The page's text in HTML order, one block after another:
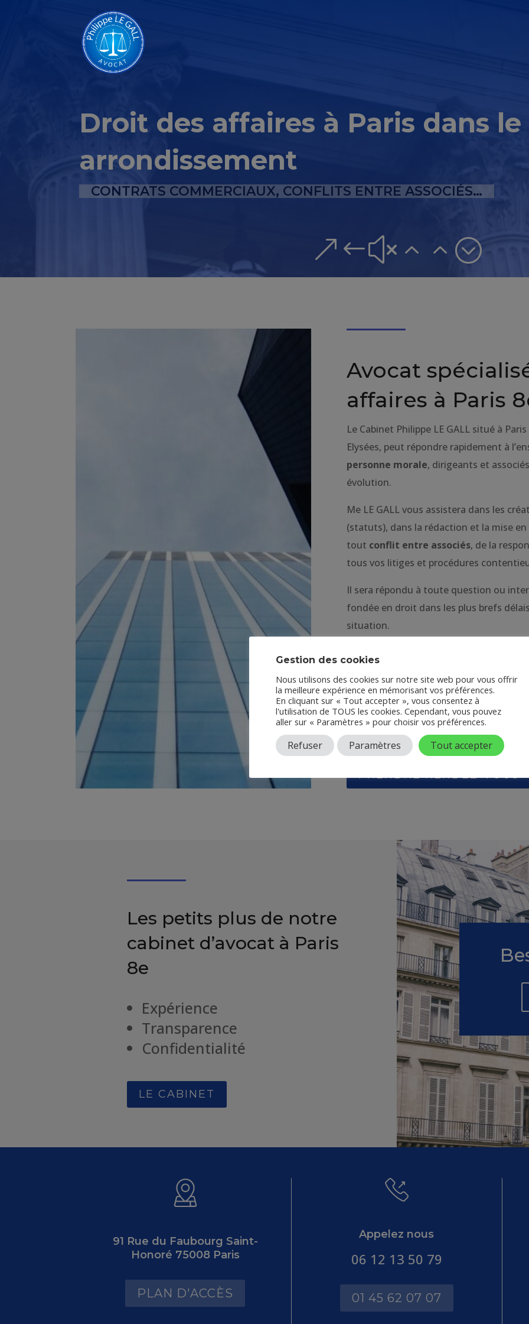
Droit des affaires à Paris dans
arrondissement
CONTRATS COMMERCIAUX, CONFLITS ENTRE ASSOCIÉS…
&#x22;
Avocat
affaires à Paris
Le Cabinet Philippe LE GALL situé à
Elysées, peut répondre rapidement à
personne morale, dirigeants et
évolution.
Me LE GALL vous assistera dans les
(statuts), dans la rédaction et la mise en
tout conflit entre associés, de la
tous vos litiges et procédures
Il sera répondu à toute question ou
fondée en droit dans les plus brefs
situation.
Préalablement à toute procédure,
une convention d’honoraires avec le
l’intervention de l’avocat et sa mission
forfaitaire d’un commun accord.
N’hésitez pas à nous contacter pour un
suivante : philippe.legall@legall-
PRENDRE RENDEZ-VOUS
Les petits plus de notre
cabinet d’avocat à Paris
8e
Expérience
Transparence
Confidentialité
LE CABINET
91 Rue du Faubourg Saint-
Honoré 75008 Paris
PLAN D'ACCÈS
Appelez nous
06 12 13 50 79
01 45 62 07 07
Gestion des cookies
Nous utilisons des cookies sur notre site web pour vous offrir
la meilleure expérience en mémorisant vos préférences.
En cliquant sur « Tout accepter », vous consentez à
l'utilisation de TOUS les cookies. Cependant, vous pouvez
aller sur « Paramètres » pour choisir vos préférences.
Refuser Paramètres Tout accepter